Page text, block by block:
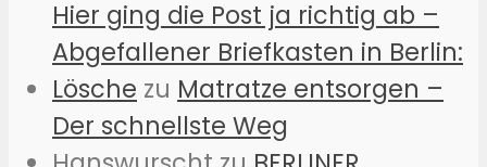
Hier ging die Post ja richtig ab –
Abgefallener Briefkasten in Berlin:
Lösche zu Matratze entsorgen –
Der schnellste Weg